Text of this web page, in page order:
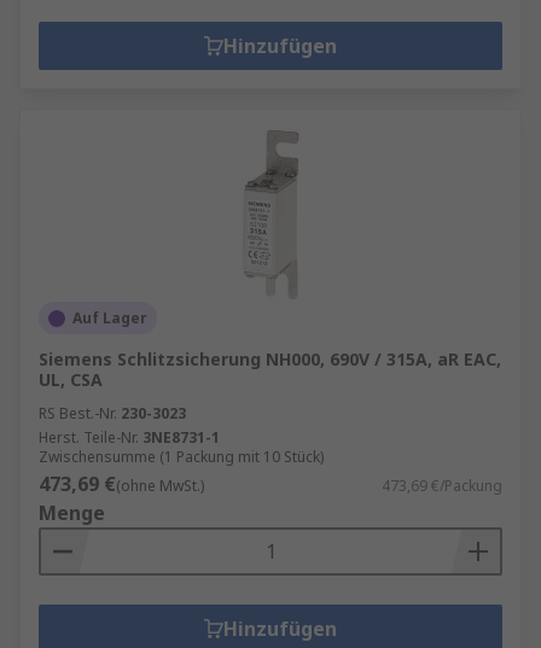
Hinzufügen
Auf Lager
Siemens Schlitzsicherung NH000, 690V / 315A, aR EAC,
UL, CSA
RS Best.-Nr. 230-3023
Herst. Teile-Nr. 3NE8731-1
Zwischensumme (1 Packung mit 10 Stück)
473,69 €(ohne MwSt.) 473,69 €/Packung
Menge
Hinzufügen